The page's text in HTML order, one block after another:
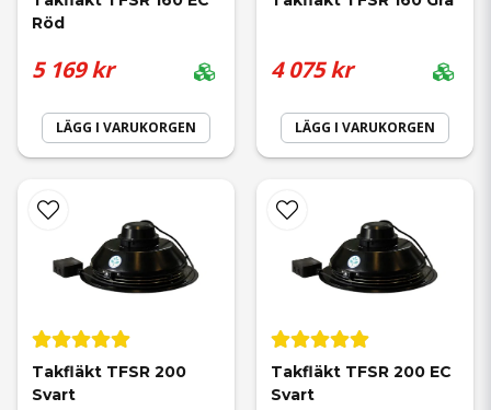
Röd
5 169 kr
LÄGG I VARUKORGEN
4 075 kr
LÄGG I VARUKORGEN
Takfläkt TFSR 200
Svart
Takfläkt TFSR 200 EC
Svart